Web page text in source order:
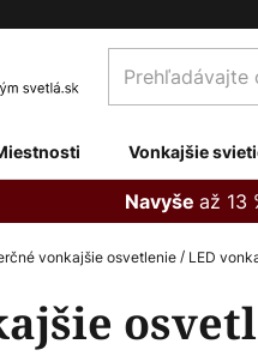
Prehľadávajte
obchod
Vonkajšie
Navyše až 13
vonkajšie osvetlenie LED